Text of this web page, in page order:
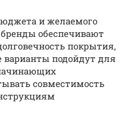
и желаемого
обеспечивают
покрытия,
подойдут для
совместимость